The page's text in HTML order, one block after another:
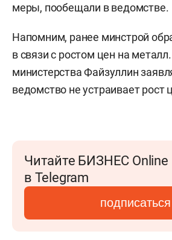
меры, пообещали в ведомстве.
Напомним, ранее минстрой
в связи с ростом цен на
министерства Файзуллин
ведомство не устраивает рост
Читайте БИЗНЕС Online
в Telegram
подписаться